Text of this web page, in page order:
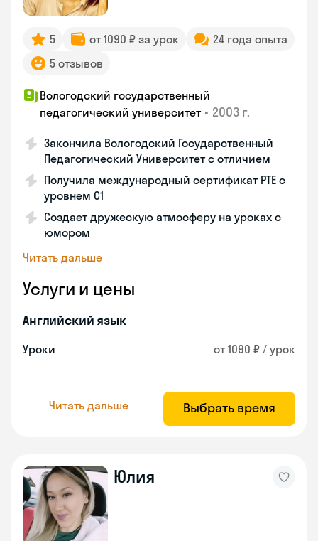
5 от 1090 ₽ за урок
24 года опыта
5 отзывов
Вологодский государственный
педагогический университет • 2003 г.
Закончила Вологодский Государственный
Педагогический Университет с отличием
Получила международный сертификат PTE с
уровнем C1
Создает дружескую атмосферу на уроках с
юмором
Читать дальше
Услуги и цены
Английский язык
Уроки от 1090 ₽ / урок
Читать дальше Выбрать время
Юлия